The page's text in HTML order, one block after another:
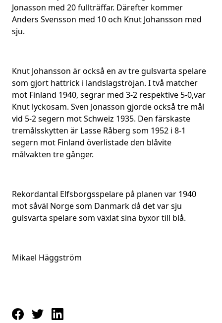
Jonasson med 20 fullträffar. Därefter kommer
Anders Svensson med 10 och Knut Johansson med
sju.
Knut Johansson är också en av tre gulsvarta spelare
som gjort hattrick i landslagströjan. I två matcher
mot Finland 1940, segrar med 3-2 respektive 5-0,var
Knut lyckosam. Sven Jonasson gjorde också tre mål
vid 5-2 segern mot Schweiz 1935. Den färskaste
tremålsskytten är Lasse Råberg som 1952 i 8-1
segern mot Finland överlistade den blåvite
målvakten tre gånger.
Rekordantal Elfsborgsspelare på planen var 1940
mot såväl Norge som Danmark då det var sju
gulsvarta spelare som växlat sina byxor till blå.
Mikael Häggström